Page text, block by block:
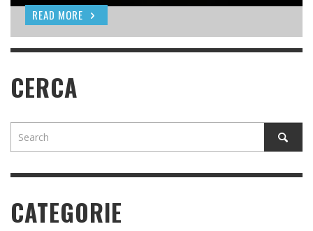
READ MORE
READ MORE
READ MORE
CERCA
CATEGORIE